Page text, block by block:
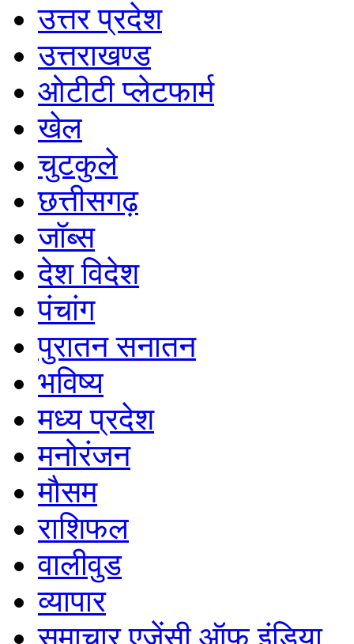
उत्तर प्रदेश
उत्तराखण्ड
ओटीटी प्लेटफार्म
खेल
चुटकुले
छत्तीसगढ़
जॉब्स
देश विदेश
पंचांग
पुरातन सनातन
भविष्य
मध्य प्रदेश
मनोरंजन
मौसम
राशिफल
वालीवुड
व्यापार
समाचार एजेंसी ऑफ इंडिया